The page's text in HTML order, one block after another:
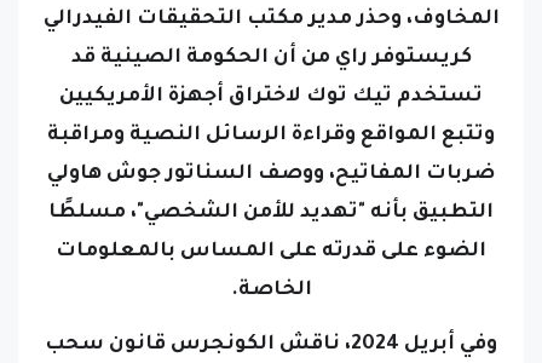
المخاوف، وحذر مدير مكتب التحقيقات الفيدرالي
كريستوفر راي من أن الحكومة الصينية قد
تستخدم تيك توك لاختراق أجهزة الأمريكيين
وتتبع المواقع وقراءة الرسائل النصية ومراقبة
ضربات المفاتيح، ووصف السناتور جوش هاولي
التطبيق بأنه "تهديد للأمن الشخصي"، مسلطًا
الضوء على قدرته على المساس بالمعلومات
الخاصة.
وفي أبريل 2024، ناقش الكونجرس قانون سحب